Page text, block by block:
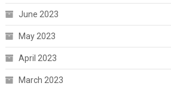
June 2023
May 2023
April 2023
March 2023